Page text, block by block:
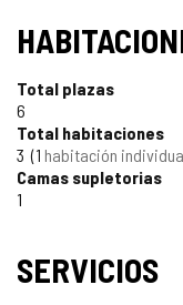
cuadernos
SELLO
TURISMO
DE
CONFIANZA
CASTILLA
LEÓN
Total plazas
6
Total habitaciones
3
1 habitación
Camas supletorias
1
SERVICIOS